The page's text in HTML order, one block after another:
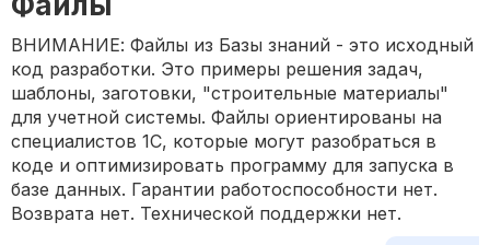
ВНИМАНИЕ: Файлы из Базы знаний - это исходный
код разработки. Это примеры решения задач,
шаблоны, заготовки, "строительные материалы"
для учетной системы. Файлы ориентированы на
специалистов 1С, которые могут разобраться в
коде и оптимизировать программу для запуска в
базе данных. Гарантии работоспособности нет.
Возврата нет. Технической поддержки нет.